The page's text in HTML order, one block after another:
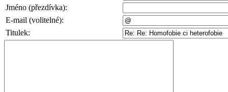
Jméno (přezdívka):
E-mail (volitelné):
Titulek: